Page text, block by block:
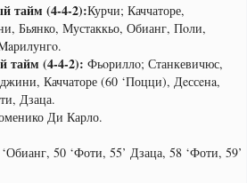
тайм (4-4-2):Курчи; Каччаторе,
Бьянко, Мустаккьо, Обианг, Пoли,
тайм (4-4-2): Фьoриллo; Станкевичюс,
Каччаторе (60 ‘Поцци), Дeссeнa,
Дзаца.
Ди Карло.
50 ‘Фоти, 55’ Дзаца, 58 ‘Фоти, 59’